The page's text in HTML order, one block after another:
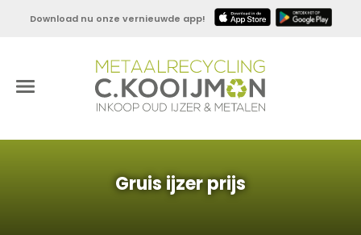
Download nu onze vernieuwde app!
Gruis ijzer prijs